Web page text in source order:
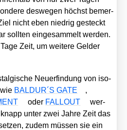
des­we­gen höchst bemer­
nicht eben nied­rig gesteckt
soll­ten ein­ge­sam­melt wer­den.
Zeit, um wei­te­re Gel­der
Neu­erfin­dung von iso­
BALDUR´S GATE
,
oder FALLOUT
wer­
unter zwei Jah­re Zeit das
zudem müs­sen sie ein